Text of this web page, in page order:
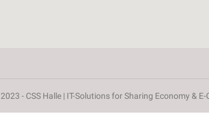
2023 - CSS Halle | IT-Solutions for Sharing Economy &